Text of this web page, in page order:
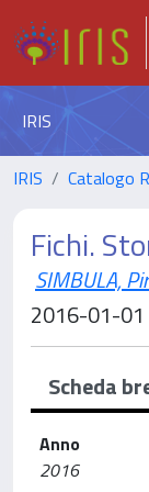
IRIS
IRIS Catalogo
Fichi.
SIMBULA,
2016-01-01
Scheda
Anno
2016